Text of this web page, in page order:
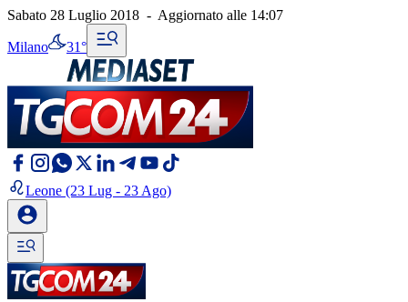
Sabato 28 Luglio 2018 - Aggiornato alle 14:07
Milano 31°
Leone (23 Lug - 23 Ago)